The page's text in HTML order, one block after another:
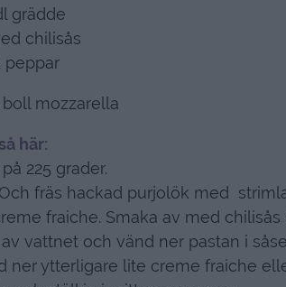
grädde
chilisås
peppar
mozzarella
här:
225 grader.
fräs hackad purjolök med
fraiche. Smaka av med chilisås
vattnet och vänd ner pastan i
ner ytterligare lite creme fraiche